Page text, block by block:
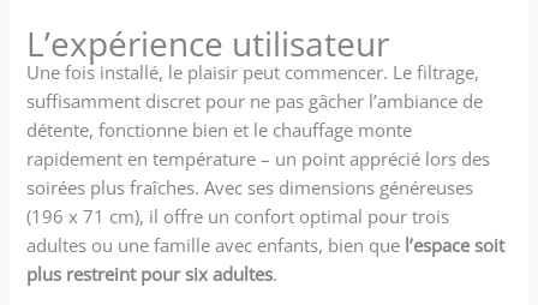
niveau stable de chlore ainsi
que sa dispersion homogène.
Contenu : 1 spa, 1 couverture
de piscine, 1 pompe de spa,
cartouche de filtration (VI), 1
bande lumineuse à LED, 4
coussins, 1 diffuseur
ChemConnect, rustine,
système AirJet.
L’expérience utilisateur
Une fois installé, le plaisir peut commencer. Le filtrage,
suffisamment discret pour ne pas gâcher l’ambiance de
détente, fonctionne bien et le chauffage monte
rapidement en température – un point apprécié lors des
soirées plus fraîches. Avec ses dimensions généreuses
(196 x 71 cm), il offre un confort optimal pour trois
adultes ou une famille avec enfants, bien que l’espace soit
plus restreint pour six adultes.